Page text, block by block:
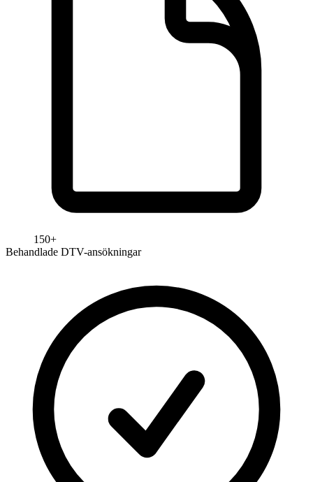
150+
Behandlade DTV-ansökningar